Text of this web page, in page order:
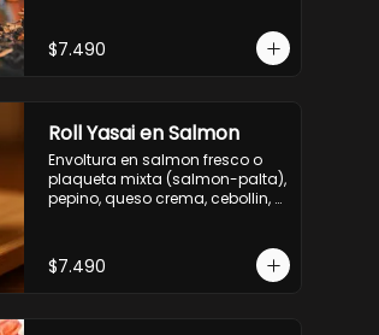
$7.490
Roll Yasai en Salmon
Envoltura en salmon fresco o
plaqueta mixta (salmon-palta),
pepino, queso crema, cebollin,
$7.490